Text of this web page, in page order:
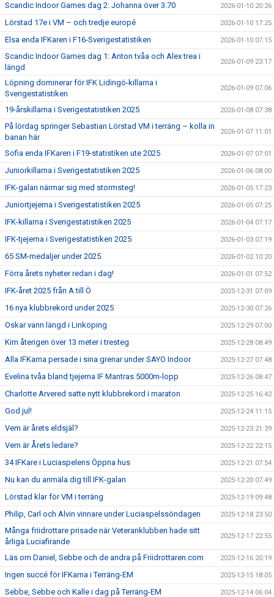
Scandic Indoor Games dag 2: Johanna över 3.70 2026-01-10 20:26
Lörstad 17e i VM – och tredje europé 2026-01-10 17:25
Elsa enda IFKaren i F16-Sverigestatistiken 2026-01-10 07:15
Scandic Indoor Games dag 1: Anton tvåa och Alex trea i
längd
2026-01-09 23:17
Löpning dominerar för IFK Lidingö-killarna i
Sverigestatistiken
2026-01-09 07:06
19-årskillarna i Sverigestatistiken 2025 2026-01-08 07:38
På lördag springer Sebastian Lörstad VM i terräng – kolla in
banan här
2026-01-07 11:01
Sofia enda IFKaren i F19-statistiken ute 2025 2026-01-07 07:01
Juniorkillarna i Sverigestatistiken 2025 2026-01-06 08:00
IFK-galan närmar sig med stormsteg! 2026-01-05 17:23
Juniortjejerna i Sverigestatistiken 2025 2026-01-05 07:25
IFK-killarna i Sverigestatistiken 2025 2026-01-04 07:17
IFK-tjejerna i Sverigestatistiken 2025 2026-01-03 07:19
65 SM-medaljer under 2025 2026-01-02 10:20
Förra årets nyheter redan i dag! 2026-01-01 07:52
IFK-året 2025 från A till Ö 2025-12-31 07:09
16 nya klubbrekord under 2025 2025-12-30 07:26
Oskar vann längd i Linköping 2025-12-29 07:00
Kim återigen över 13 meter i tresteg 2025-12-28 08:49
Alla IFKarna persade i sina grenar under SAYO Indoor 2025-12-27 07:48
Evelina tvåa bland tjejerna IF Mantras 5000m-lopp 2025-12-26 08:47
Charlotte Arvered satte nytt klubbrekord i maraton 2025-12-25 16:42
God jul! 2025-12-24 11:15
Vem är årets eldsjäl? 2025-12-23 21:39
Vem är Årets ledare? 2025-12-22 22:15
34 IFKare i Luciaspelens Öppna hus 2025-12-21 07:54
Nu kan du anmäla dig till IFK-galan 2025-12-20 07:49
Lörstad klar för VM i terräng 2025-12-19 09:48
Philip, Carl och Alvin vinnare under Luciaspelssöndagen 2025-12-18 23:50
Många friidrottare prisade när Veteranklubben hade sitt
årliga Luciafirande
2025-12-17 22:55
Läs om Daniel, Sebbe och de andra på Friidrottaren.com 2025-12-16 20:19
Ingen succé för IFKarna i Terräng-EM 2025-12-15 18:05
Sebbe, Sebbe och Kalle i dag på Terräng-EM 2025-12-14 06:04